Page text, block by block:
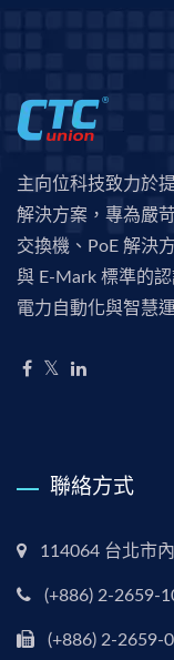
主向位科技致力於
解決方案，專為嚴
交換機、PoE 解決
與 E-Mark 標準的
電力自動化與智慧
聯絡方式
114064 台北市
(+886) 2-2659-
(+886) 2-2659-